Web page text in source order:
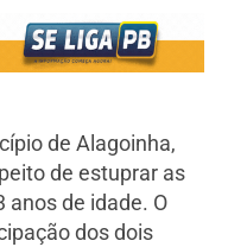
de Alagoinha,
de estuprar as
anos de idade. O
dos dois